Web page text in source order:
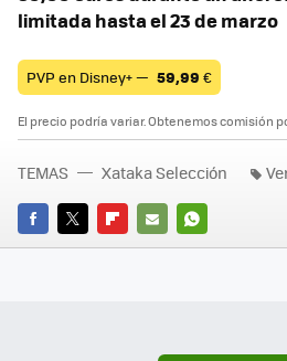
limitada hasta el 23 de marzo
PVP en Disney+ — 59,99 €
El precio podría variar. Obtenemos comisión
FACEBOOK
TWITTERFLIPBOARD
E-
WHATSAPP
TEMAS Xataka Selección